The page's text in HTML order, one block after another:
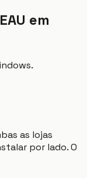
em
as lojas
por lado. O